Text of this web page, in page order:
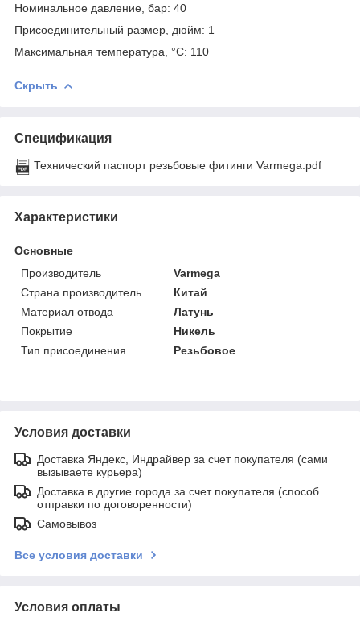
Номинальное давление, бар: 40
Присоединительный размер, дюйм: 1
Максимальная температура, °С: 110
Скрыть
Спецификация
Технический паспорт резьбовые фитинги Varmega.pdf
Характеристики
Основные
Производитель
Varmega
Страна производитель
Китай
Материал отвода
Латунь
Покрытие
Никель
Тип присоединения
Резьбовое
Условия доставки
Доставка Яндекс, Индрайвер за счет покупателя (сами
вызываете курьера)
Доставка в другие города за счет покупателя (способ
отправки по договоренности)
Самовывоз
Все условия доставки
Условия оплаты